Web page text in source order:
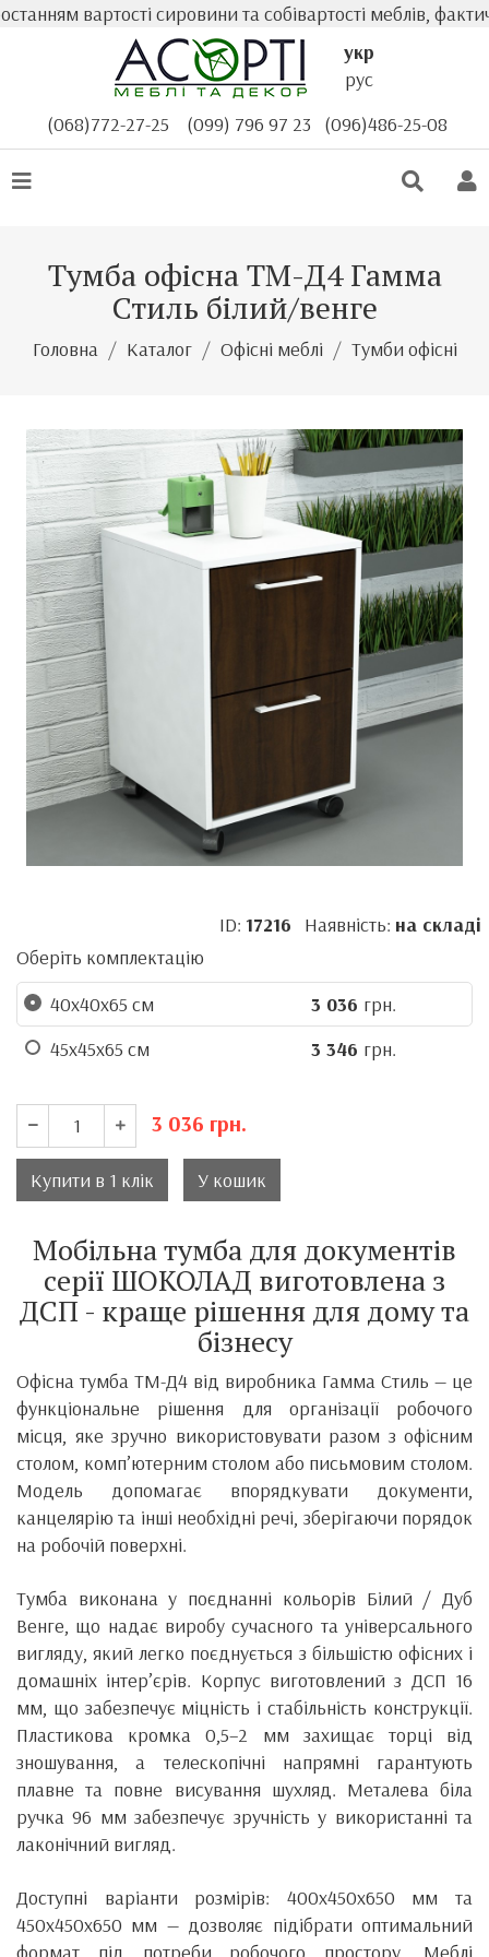
вартості сировини та собівартості меблів,
укр
рус
(068)772-27-25
(099) 796 97 23 (096)486-25-08
Тумба офісна ТМ-Д4 Гамма
Стиль білий/венге
Головна Каталог Офісні меблі Тумби офісні
ID: 17216 Наявність: на складі
Оберіть комплектацію
40х40x65 см
3 036 грн.
45x45x65 см
3 346 грн.
3 036 грн.
Купити в 1 клік У кошик
Мобільна тумба для документів
серії ШОКОЛАД виготовлена з
ДСП - краще рішення для дому та
бізнесу
Офісна тумба ТМ-Д4 від виробника Гамма Стиль — це
функціональне рішення для організації робочого
місця, яке зручно використовувати разом з офісним
столом, комп’ютерним столом або письмовим столом.
Модель допомагає впорядкувати документи,
канцелярію та інші необхідні речі, зберігаючи порядок
на робочій поверхні.
Тумба виконана у поєднанні кольорів Білий / Дуб
Венге, що надає виробу сучасного та універсального
вигляду, який легко поєднується з більшістю офісних і
домашніх інтер’єрів. Корпус виготовлений з ДСП 16
мм, що забезпечує міцність і стабільність конструкції.
Пластикова кромка 0,5–2 мм захищає торці від
зношування, а телескопічні напрямні гарантують
плавне та повне висування шухляд. Металева біла
ручка 96 мм забезпечує зручність у використанні та
лаконічний вигляд.
Доступні варіанти розмірів: 400x450x650 мм та
450x450x650 мм — дозволяє підібрати оптимальний